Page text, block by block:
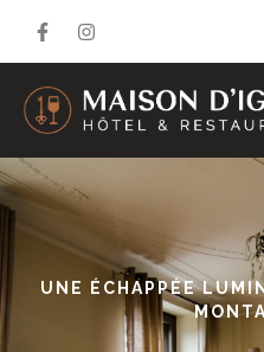
UNE ÉCHAPPÉE